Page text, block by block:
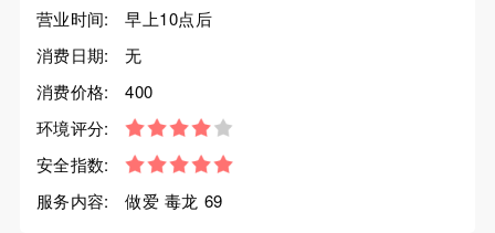
营业时间:
早上10点后
消费日期:
无
消费价格:
400
环境评分:
安全指数:
服务内容:
做爱 毒龙 69